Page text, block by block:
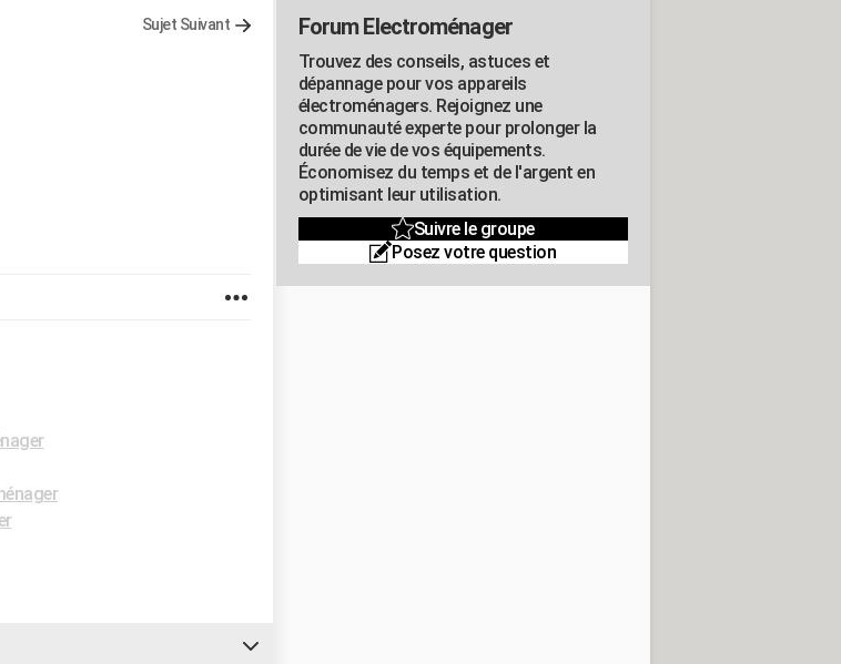
Sujet Suivant Forum Electroménager
Trouvez des conseils, astuces et
dépannage pour vos appareils
électroménagers. Rejoignez une
communauté experte pour prolonger la
durée de vie de vos équipements.
Économisez du temps et de l'argent en
optimisant leur utilisation.
Suivre le groupe
Posez votre question